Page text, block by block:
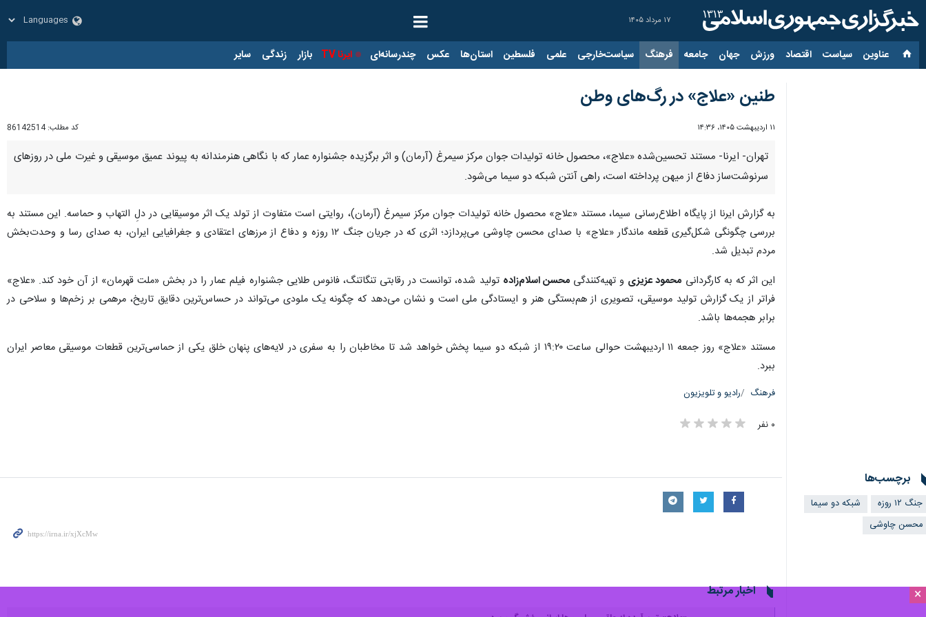
۱۷ مرداد ۱۴۰۵
عناوین‌ سیاست اقتصاد ورزش جهان جامعه فرهنگ سیاست‌خارجی علمی فلسطین استان‌ها عکس چندرسانه‌ای ایرنا TV بازار زندگی سایر
×
طنین «علاج» در رگ‌های وطن
۱۱ اردیبهشت ۱۴۰۵، ۱۴:۳۶ کد مطلب: 86142514
تهران- ایرنا- مستند تحسین‌شده «علاج»، محصول خانه تولیدات جوان مرکز سیمرغ (آرمان) و اثر برگزیده جشنواره عمار که با نگاهی هنرمندانه به پیوند عمیق موسیقی و غیرت ملی در روزهای
سرنوشت‌ساز دفاع از میهن پرداخته است، راهی آنتن شبکه دو سیما می‌شود.
به گزارش ایرنا از پایگاه اطلاع‌رسانی سیما، مستند «علاج» محصول خانه تولیدات جوان مرکز سیمرغ (آرمان)، روایتی است متفاوت از تولد یک اثر موسیقایی در دلِ التهاب و حماسه. این مستند به
بررسی چگونگی شکل‌گیری قطعه ماندگار «علاج» با صدای محسن چاوشی می‌پردازد؛ اثری که در جریان جنگ ۱۲ روزه و دفاع از مرزهای اعتقادی و جغرافیایی ایران، به صدای رسا و وحدت‌بخش
مردم تبدیل شد.
این اثر که به کارگردانی محمود عزیزی و تهیه‌کنندگیمحسن اسلام‌زاده تولید شده، توانست در رقابتی تنگاتنگ، فانوس طلایی جشنواره فیلم عمار را در بخش «ملت قهرمان» از آن خود کند. «علاج»
فراتر از یک گزارش تولید موسیقی، تصویری از هم‌بستگی هنر و ایستادگی ملی است و نشان می‌دهد که چگونه یک ملودی می‌تواند در حساس‌ترین دقایق تاریخ، مرهمی بر زخم‌ها و سلاحی در
برابر هجمه‌ها باشد.
مستند «علاج» روز جمعه ۱۱ اردیبهشت حوالی ساعت ۱۹:۲۰ از شبکه دو سیما پخش خواهد شد تا مخاطبان را به سفری در لایه‌های پنهان خلق یکی از حماسی‌ترین قطعات موسیقی معاصر ایران
ببرد.
فرهنگ رادیو و تلویزیون
۰ نفر
برچسب‌ها
جنگ ۱۲ روزه
شبکه دو سیما
محسن چاوشی
اخبار مرتبط